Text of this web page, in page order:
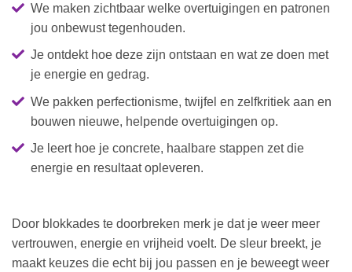
We maken zichtbaar welke overtuigingen en patronen
jou onbewust tegenhouden.
Je ontdekt hoe deze zijn ontstaan en wat ze doen met
je energie en gedrag.
We pakken perfectionisme, twijfel en zelfkritiek aan en
bouwen nieuwe, helpende overtuigingen op.
Je leert hoe je concrete, haalbare stappen zet die
energie en resultaat opleveren.
Door blokkades te doorbreken merk je dat je weer meer
vertrouwen, energie en vrijheid voelt. De sleur breekt, je
maakt keuzes die echt bij jou passen en je beweegt weer